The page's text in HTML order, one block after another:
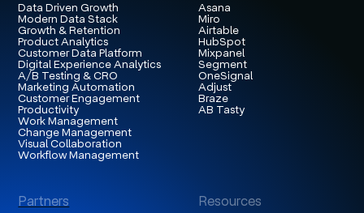
Data Driven Growth
Modern Data Stack
Growth & Retention
Product Analytics
Customer Data Platform
Digital Experience Analytics
A/B Testing & CRO
Marketing Automation
Customer Engagement
Productivity
Work Management
Change Management
Visual Collaboration
Workflow Management
Asana
Miro
Airtable
HubSpot
Mixpanel
Segment
OneSignal
Adjust
Braze
AB Tasty
Partners Resources